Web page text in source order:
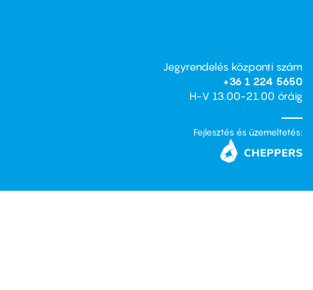
Jegyrendelés központi szám
+36 1 224 5650
H-V 13.00-21.00 óráig
Fejlesztés és üzemeltetés: